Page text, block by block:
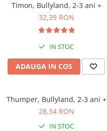
Timon, Bullyland, 2-3 ani +
32,39 RON
IN STOC
ADAUGA IN COS
Thumper, Bullyland, 2-3 ani +
28,34 RON
IN STOC